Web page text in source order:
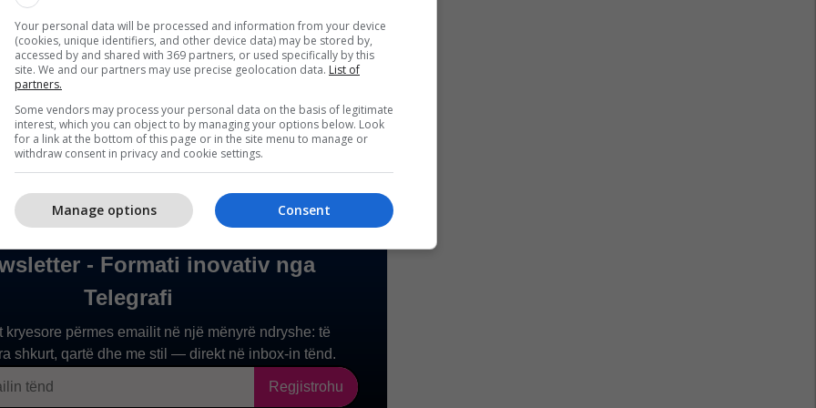
Footy_Eye/status/1636454966096461824
e Vjetër kalon në mesin e tetë skuadrave më të
/
Your personal data will be processed and information from your device
(cookies, unique identifiers, and other device data) may be stored by,
accessed by and shared with 369 partners, or used specifically by this
site. We and our partners may use precise geolocation data. List of
partners.
Some vendors may process your personal data on the basis of legitimate
interest, which you can object to by managing your options below. Look
for a link at the bottom of this page or in the site menu to manage or
withdraw consent in privacy and cookie settings.
Consent
Manage options